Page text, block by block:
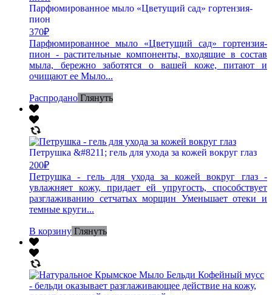
Парфюмированное мыло «Цветущий сад» гортензия-
пион
370₽
Парфюмированное мыло «Цветущий сад» гортензия-
пион - растительные компоненты, входящие в состав
мыла, бережно заботятся о вашей коже, питают и
очищают ее Мыло...
Распродано Глянуть
Петрушка &#8211; гель для ухода за кожей вокруг глаз
200₽
Петрушка - гель для ухода за кожей вокруг глаз -
увлажняет кожу, придает ей упругость, способствует
разглаживанию сетчатых морщин Уменьшает отеки и
темные круги...
В корзину Глянуть